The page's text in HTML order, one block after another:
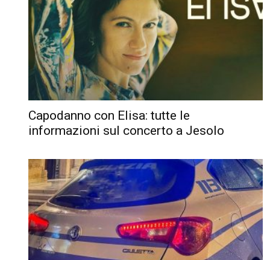
Capodanno con Elisa: tutte le
informazioni sul concerto a Jesolo